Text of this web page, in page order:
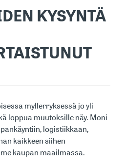
KYSYNTÄ
myllerryksessä jo yli
loppua muutoksille näy. Moni
logistiikkaan,
kaikkeen siihen
kaupan maailmassa.